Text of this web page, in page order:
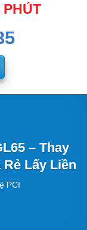
– Thay
Rẻ Lấy Liền
PCI